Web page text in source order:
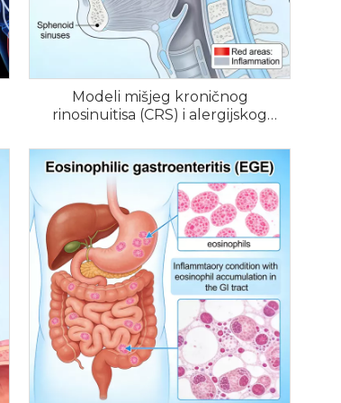
Modeli mišjeg kroničnog
rinosinuitisa (CRS) i alergijskog